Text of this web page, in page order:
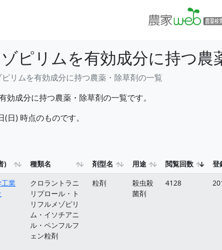
ピリムを有効成分に持つ農
ピリムを有効成分に持つ農薬・除草剤の一覧
効成分に持つ農薬・除草剤の一覧です。
日) 時点のものです。
) 種類名 剤型名 用途 閲覧回数 登
業
クロラントラニ
リプロール・ト
リフルメゾピリ
ム・イソチアニ
ル・ペンフルフ
ェン粒剤
粒剤
殺虫殺
菌剤
4128